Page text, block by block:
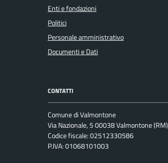
Enti e fondazioni
Politici
Personale amministrativo
Documenti e Dati
CONTATTI
Comune di Valmontone
Via Nazionale, 5 00038 Valmontone (RM)
Codice fiscale: 02512330586
P.IVA: 01068101003